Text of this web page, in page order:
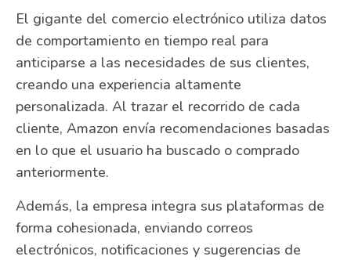
El gigante del comercio electrónico utiliza datos
de comportamiento en tiempo real para
anticiparse a las necesidades de sus clientes,
creando una experiencia altamente
personalizada. Al trazar el recorrido de cada
cliente, Amazon envía recomendaciones basadas
en lo que el usuario ha buscado o comprado
anteriormente.
Además, la empresa integra sus plataformas de
forma cohesionada, enviando correos
electrónicos, notificaciones y sugerencias de